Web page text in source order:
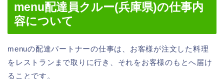
menu配達員クルー(兵庫県)の仕事内
容について
menuの配達パートナーの仕事は、お客様が注文した料理
をレストランまで取りに行き、それをお客様のもとへ届け
ることです。